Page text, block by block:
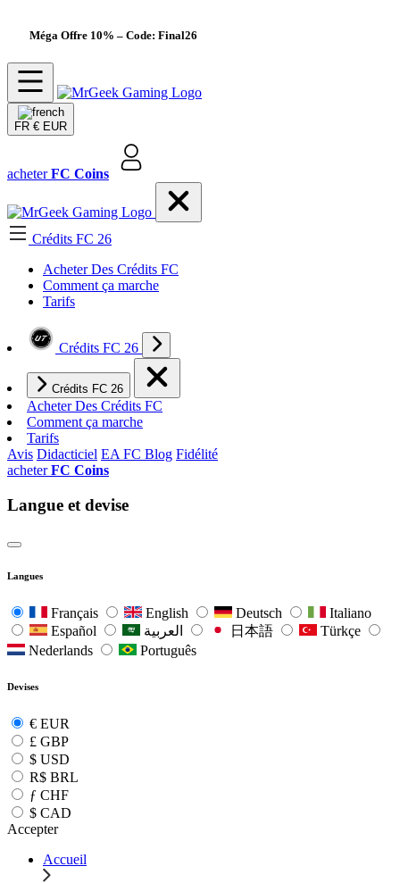
Méga Offre 10% – Code: Final26
FR € EUR
acheterFC Coins
Crédits FC 26
Acheter Des Crédits FC
Comment ça marche
Tarifs
Crédits FC 26
Crédits FC 26
Acheter Des Crédits FC
Comment ça marche
Tarifs
Avis Didacticiel EA FC Blog Fidélité
acheterFC Coins
Langue et devise
Langues
Français English Deutsch
Italiano
Español
日本語
Türkçe
Nederlands
Português
Devises
€ EUR
£ GBP
$ USD
R$ BRL
ƒ CHF
$ CAD
Accepter
Accueil